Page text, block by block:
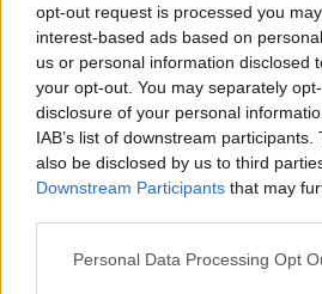
opt-out request is processed you
interest-based ads based on
us or personal information disclosed
your opt-out. You may separately
disclosure of your personal
IAB’s list of downstream
also be disclosed by us to third
Downstream Participants that may
Personal Data Processing Opt
Licht verhoogde bloeddruk 140/85
5mg voor geschreven. Stomweg
ik toen niet aan begonnen.
verhoogd naar 10mg ook geen
en valsartan voorgeschreven wat
vermoeidheid, hoofdpijn en
meer (Bloeddruk smorgens keurig
geef mening